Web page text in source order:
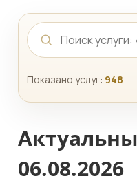
Показано услуг: 948
06.08.2026